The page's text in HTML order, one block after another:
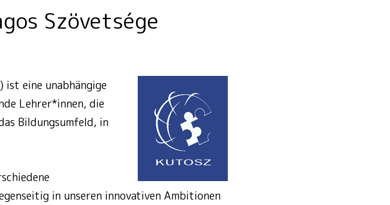
Szövetsége
ist eine unabhängige
Lehrer*innen, die
Bildungsumfeld, in
in unseren innovativen Ambitionen